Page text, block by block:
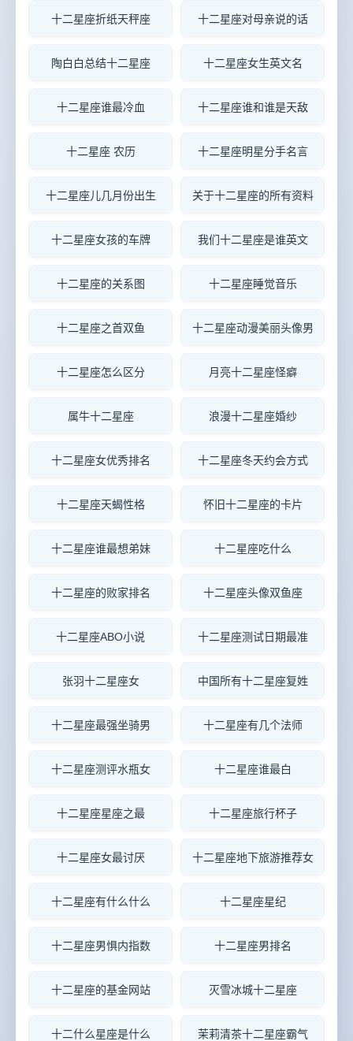
十二星座折纸天秤座 十二星座对母亲说的话
陶白白总结十二星座 十二星座女生英文名
十二星座谁最冷血 十二星座谁和谁是天敌
十二星座 农历 十二星座明星分手名言
十二星座儿几月份出生 关于十二星座的所有资料
十二星座女孩的车牌 我们十二星座是谁英文
十二星座的关系图 十二星座睡觉音乐
十二星座之首双鱼 十二星座动漫美丽头像男
十二星座怎么区分 月亮十二星座怪癖
属牛十二星座 浪漫十二星座婚纱
十二星座女优秀排名 十二星座冬天约会方式
十二星座天蝎性格 怀旧十二星座的卡片
十二星座谁最想弟妹 十二星座吃什么
十二星座的败家排名 十二星座头像双鱼座
十二星座ABO小说 十二星座测试日期最准
张羽十二星座女 中国所有十二星座复姓
十二星座最强坐骑男 十二星座有几个法师
十二星座测评水瓶女 十二星座谁最白
十二星座星座之最 十二星座旅行杯子
十二星座女最讨厌 十二星座地下旅游推荐女
十二星座有什么什么 十二星座星纪
十二星座男惧内指数 十二星座男排名
十二星座的基金网站 灭雪冰城十二星座
十二什么星座是什么 茉莉清茶十二星座霸气